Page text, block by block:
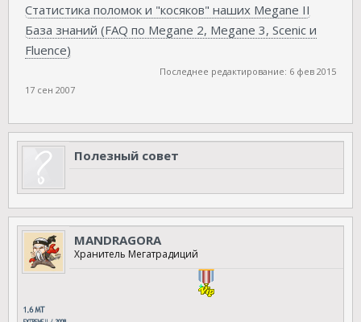
Статистика поломок и "косяков" наших Megane II
База знаний (FAQ по Megane 2, Megane 3, Scenic и
Fluence)
Последнее редактирование: 6 фев 2015
17 сен 2007
Полезный совет
MANDRAGORA
Хранитель Мегатрадиций